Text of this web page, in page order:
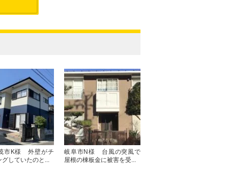
市K様 外壁がチ
していたのと...
岐阜市N様 台風の突風で
屋根の棟板金に被害を受...